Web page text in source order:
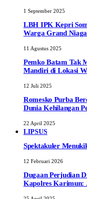
1 September 2025
LBH IPK Kepri
Warga Grand
11 Agustus 2025
Pemko Batam Tak
Mandiri di Lokasi
12 Juli 2025
Romesko Purba
Dunia Kehilangan
22 April 2025
LIPSUS
Spektakuler
12 Februari 2026
Dugaan Perjudian
Kapolres Karimun: